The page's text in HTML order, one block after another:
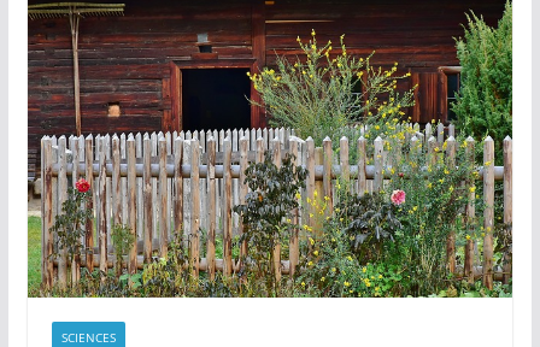
SCIENCES